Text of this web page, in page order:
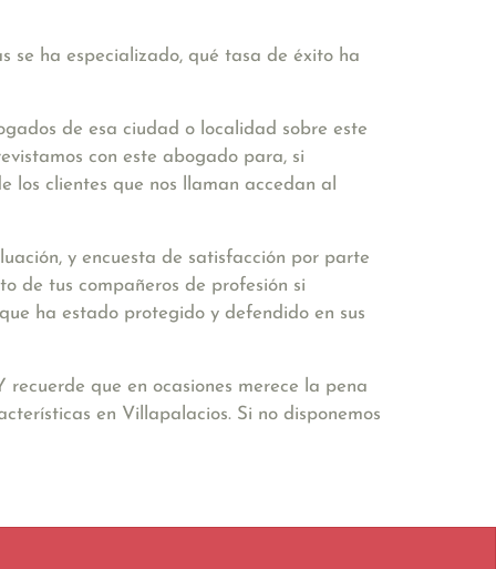
se ha especializado, qué tasa de éxito ha
de esa ciudad o localidad sobre este
con este abogado para, si
clientes que nos llaman accedan al
y encuesta de satisfacción por parte
de tus compañeros de profesión si
ha estado protegido y defendido en sus
que en ocasiones merece la pena
en Villapalacios. Si no disponemos